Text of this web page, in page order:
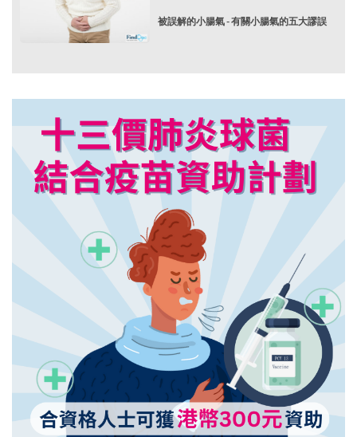
被誤解的小腸氣 - 有關小腸氣的五大謬誤